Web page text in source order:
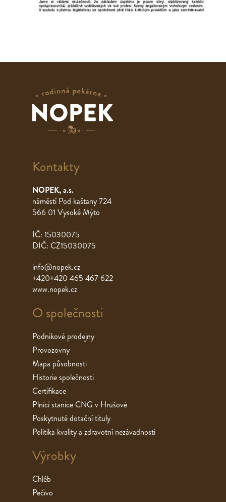
Kontakty
NOPEK, a.s.
náměstí Pod kaštany 724
566 01 Vysoké Mýto
IČ: 15030075
DIČ: CZ15030075
info@nopek.cz
+420+420 465 467 622
www.nopek.cz
O společnosti
Podnikové prodejny
Provozovny
Mapa působnosti
Historie společnosti
Certifikace
Plnící stanice CNG v Hrušové
Poskytnuté dotační tituly
Politika kvality a zdravotní nezávadnosti
Výrobky
Chléb
Pečivo